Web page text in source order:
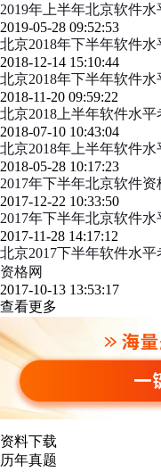
2019年上半年北京软件
2019-05-28 09:52:53
北京2018年下半年软件
2018-12-14 15:10:44
北京2018年下半年软件
2018-11-20 09:59:22
北京2018上半年软件水
2018-07-10 10:43:04
北京2018年上半年软件
2018-05-28 10:17:23
2017年下半年北京软件
2017-12-22 10:33:50
2017年下半年北京软件
2017-11-28 14:17:12
北京2017下半年软件水
资格网
2017-10-13 13:53:17
查看更多
资料下载
历年真题